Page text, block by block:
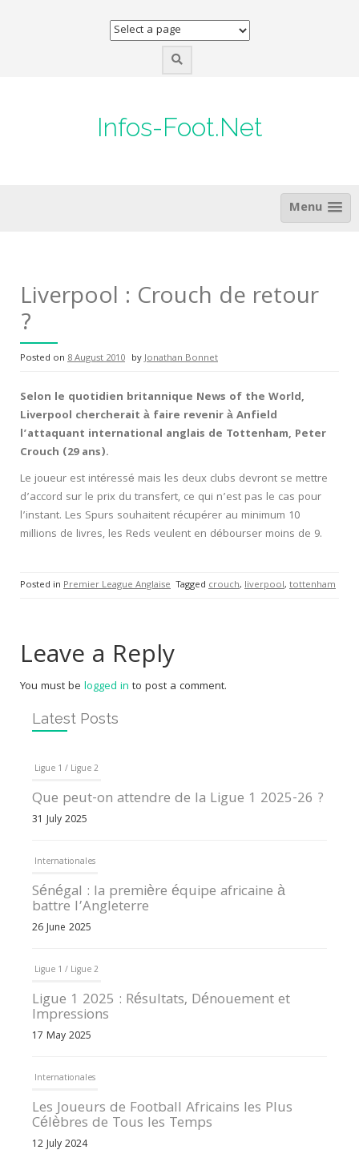
Infos-Foot.Net
Menu
Liverpool : Crouch de retour
?
Posted on 8 August 2010 byJonathan Bonnet
Selon le quotidien britannique News of the World,
Liverpool chercherait à faire revenir à Anfield
l’attaquant international anglais de Tottenham, Peter
Crouch (29 ans).
Le joueur est intéressé mais les deux clubs devront se mettre
d’accord sur le prix du transfert, ce qui n’est pas le cas pour
l’instant. Les Spurs souhaitent récupérer au minimum 10
millions de livres, les Reds veulent en débourser moins de 9.
Posted in Premier League Anglaise Tagged crouch, liverpool, tottenham
Leave a Reply
You must be logged in to post a comment.
Latest Posts
Ligue 1 / Ligue 2
Que peut-on attendre de la Ligue 1 2025-26 ?
31 July 2025
Internationales
Sénégal : la première équipe africaine à
battre l’Angleterre
26 June 2025
Ligue 1 / Ligue 2
Ligue 1 2025 : Résultats, Dénouement et
Impressions
17 May 2025
Internationales
Les Joueurs de Football Africains les Plus
Célèbres de Tous les Temps
12 July 2024